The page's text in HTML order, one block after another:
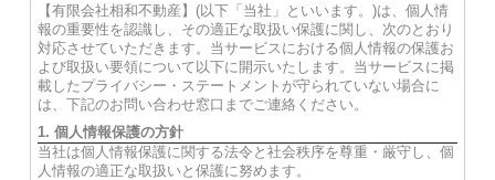
【有限会社相和不動産】(以下「当社」といいます。)は、個人情
報の重要性を認識し、その適正な取扱い保護に関し、次のとおり
対応させていただきます。当サービスにおける個人情報の保護お
よび取扱い要領について以下に開示いたします。当サービスに掲
載したプライバシー・ステートメントが守られていない場合に
は、下記のお問い合わせ窓口までご連絡ください。
1. 個人情報保護の方針
当社は個人情報保護に関する法令と社会秩序を尊重・厳守し、個
人情報の適正な取扱いと保護に努めます。